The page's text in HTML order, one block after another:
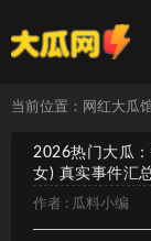
当前位置： 网红大瓜
2026热门大瓜
女) 真实事件汇
作者 : 瓜料小编